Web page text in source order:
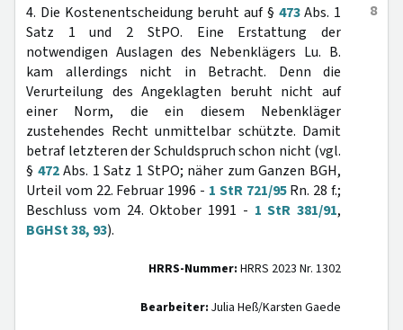
8
4. Die Kostenentscheidung beruht auf § 473Abs. 1
Satz 1 und 2 StPO. Eine Erstattung der
notwendigen Auslagen des Nebenklägers Lu. B.
kam allerdings nicht in Betracht. Denn die
Verurteilung des Angeklagten beruht nicht auf
einer Norm, die ein diesem Nebenkläger
zustehendes Recht unmittelbar schützte. Damit
betraf letzteren der Schuldspruch schon nicht (vgl.
§ 472Abs. 1 Satz 1 StPO; näher zum Ganzen BGH,
Urteil vom 22. Februar 1996 - 1 StR 721/95Rn. 28 f.;
Beschluss vom 24. Oktober 1991 - 1 StR 381/91,
BGHSt 38, 93).
HRRS-Nummer: HRRS 2023 Nr. 1302
Bearbeiter: Julia Heß/Karsten Gaede